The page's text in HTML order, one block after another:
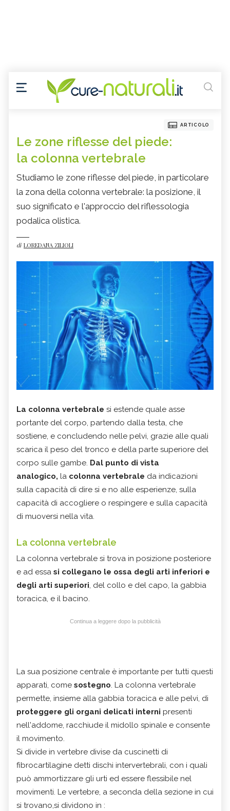
ARTICOLO
Le zone riflesse del piede:
la colonna vertebrale
Studiamo le zone riflesse del piede, in particolare
la zona della colonna vertebrale: la posizione, il
suo significato e l'approccio del riflessologia
podalica olistica.
di LOREDANA ZILIOLI
La colonna vertebrale si estende quale asse
portante del corpo, partendo dalla testa, che
sostiene, e concludendo nelle pelvi, grazie alle quali
scarica il peso del tronco e della parte superiore del
corpo sulle gambe. Dal punto di vista
analogico, la colonna vertebrale da indicazioni
sulla capacità di dire si e no alle esperienze, sulla
capacità di accogliere o respingere e sulla capacità
di muoversi nella vita.
La colonna vertebrale
La colonna vertebrale si trova in posizione posteriore
e ad essa si collegano le ossa degli arti inferiori e
degli arti superiori, del collo e del capo, la gabbia
toracica, e il bacino.
Continua a leggere dopo la pubblicità
La sua posizione centrale è importante per tutti questi
apparati, come sostegno. La colonna vertebrale
permette, insieme alla gabbia toracica e alle pelvi, di
proteggere gli organi delicati interni presenti
nell'addome, racchiude il midollo spinale e consente
il movimento.
Si divide in vertebre divise da cuscinetti di
fibrocartilagine detti dischi intervertebrali, con i quali
può ammortizzare gli urti ed essere flessibile nel
movimenti. Le vertebre, a seconda della sezione in cui
si trovano,si dividono in :